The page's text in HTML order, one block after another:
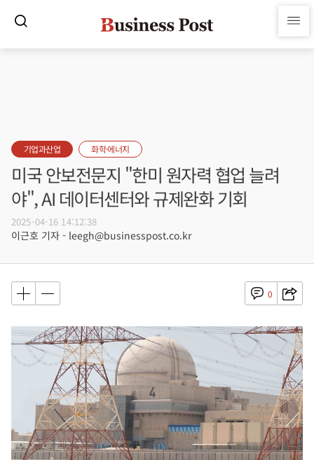
기업과산업 화학·에너지
미국 안보전문지 "한미 원자력 협업 늘려
야", AI 데이터센터와 규제완화 기회
2025-04-16 14:12:38
이근호 기자 - leegh@businesspost.co.kr
0